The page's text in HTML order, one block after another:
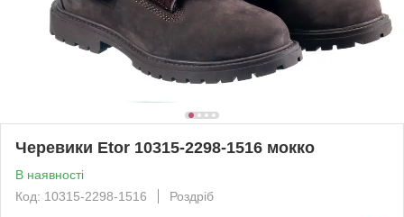
Черевики Etor 10315-2298-1516 мокко
В наявності
Код: 10315-2298-1516
Роздріб